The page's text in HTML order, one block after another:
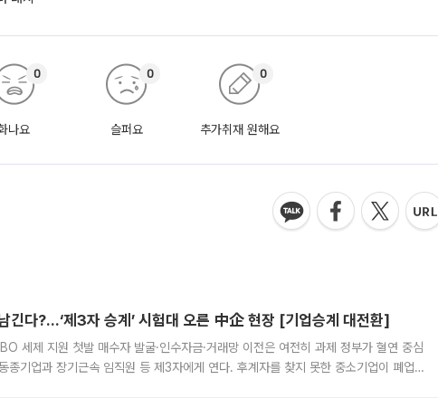
나요
0
슬퍼요
0
추가취재 원해요
0
긴다?…‘제3자 승계’ 시험대 오른 中企 현장 [기업승계 대전환]
세제 지원 첫발 매수자 발굴·인수자금·거래망 이전은 여전히 과제 정부가 혈연 중심
종기업과 장기근속 임직원 등 제3자에게 연다. 후계자를 찾지 못한 중소기업이 폐업